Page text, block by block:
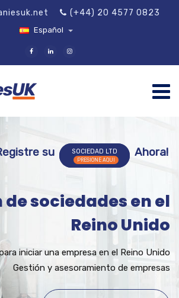
(+44) 20 4577 0823
Español
su SOCIEDAD LTD Ahora!
sociedades en el
Reino Unido
iniciar una empresa en el Reino Unido
Gestión y asesoramiento de empresas